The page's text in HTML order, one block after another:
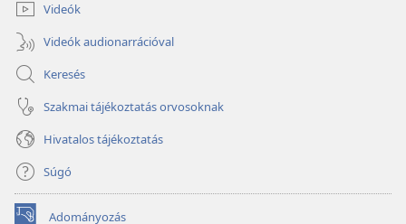
Videók
Videók audionarrációval
Keresés
Szakmai tájékoztatás orvosoknak
Hivatalos tájékoztatás
Súgó
Adományozás